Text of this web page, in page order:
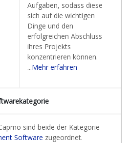
Aufgaben, sodass diese
sich auf die wichtigen
Dinge und den
erfolgreichen Abschluss
ihres Projekts
konzentrieren können.
...Mehr erfahren
sind beide der Kategorie
Software zugeordnet.